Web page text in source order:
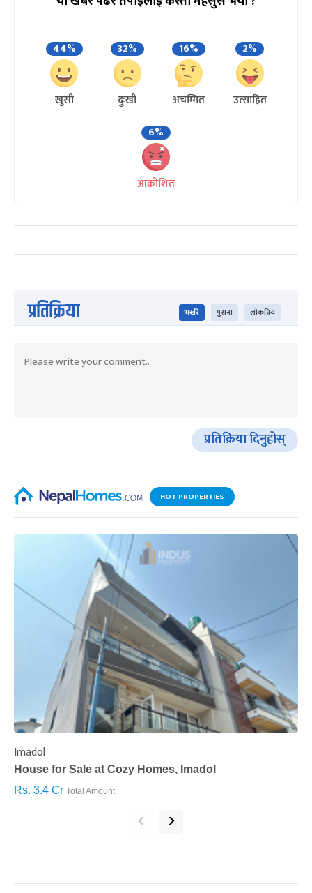
44%
खुसी
32%
दुःखी
16%
अचम्मित
2%
उत्साहित
6%
आक्रोशित
प्रतिक्रिया भर्खरै पुराना लोकप्रिय
प्रतिक्रिया दिनुहोस्
HOT PROPERTIES
Imadol
House for Sale at Cozy Homes, Imadol
Rs. 3.4 Cr Total Amount
‹ ›